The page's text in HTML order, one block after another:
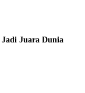
Juara Dunia